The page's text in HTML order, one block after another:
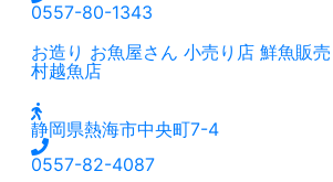
0557-80-1343
お造り お魚屋さん 小売り店 鮮魚販売
村越魚店
静岡県熱海市中央町7-4
0557-82-4087